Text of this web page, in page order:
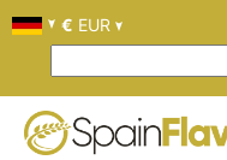
€ EUR